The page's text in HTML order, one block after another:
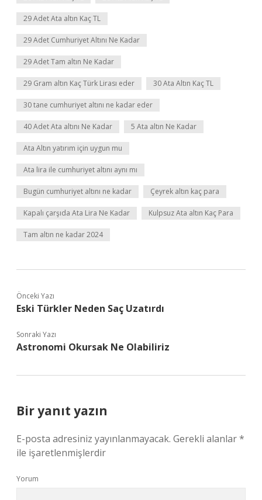
29 Adet Ata altın Kaç TL
29 Adet Cumhuriyet Altını Ne Kadar
29 Adet Tam altın Ne Kadar
29 Gram altın Kaç Türk Lirası eder 30 Ata Altın Kaç TL
30 tane cumhuriyet altını ne kadar eder
40 Adet Ata altını Ne Kadar 5 Ata altın Ne Kadar
Ata Altın yatırım için uygun mu
Ata lira ile cumhuriyet altını aynı mı
Bugün cumhuriyet altını ne kadar Çeyrek altın kaç para
Kapalı çarşıda Ata Lira Ne Kadar Kulpsuz Ata altın Kaç Para
Tam altın ne kadar 2024
Önceki Yazı
Eski Türkler Neden Saç Uzatırdı
Sonraki Yazı
Astronomi Okursak Ne Olabiliriz
Bir yanıt yazın
E-posta adresiniz yayınlanmayacak. Gerekli alanlar*
ile işaretlenmişlerdir
Yorum